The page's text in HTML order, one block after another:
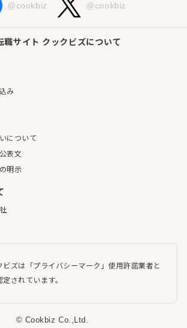
@cookbiz @cookbiz
職サイト クックビズについて
み
について
表文
明示
ビズは「プライバシーマーク」使用許諾業者と
定されています。
© Cookbiz Co.,Ltd.